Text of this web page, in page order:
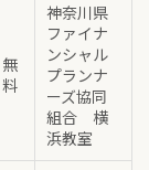
無
料
神奈川県
ファイナ
ンシャル
プランナ
ーズ協同
組合 横
浜教室